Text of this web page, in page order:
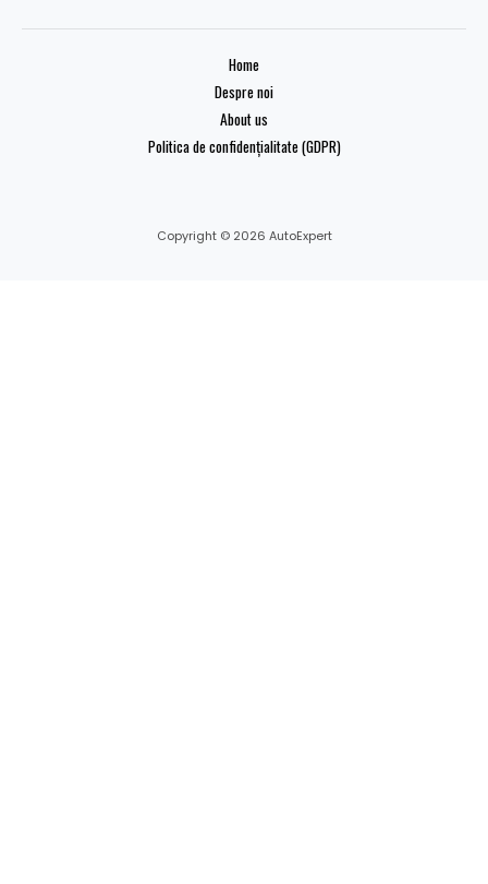
Home
Despre noi
About us
Politica de confidențialitate (GDPR)
Copyright © 2026 AutoExpert